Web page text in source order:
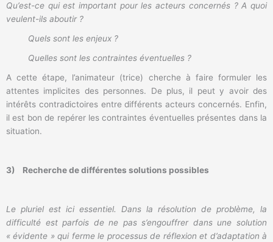
Qu’est-ce qui est important pour les acteurs concernés ? A quoi
veulent-ils aboutir ?
Quels sont les enjeux ?
Quelles sont les contraintes éventuelles ?
A cette étape, l’animateur (trice) cherche à faire formuler les
attentes implicites des personnes. De plus, il peut y avoir des
intérêts contradictoires entre différents acteurs concernés. Enfin,
il est bon de repérer les contraintes éventuelles présentes dans la
situation.
3) Recherche de différentes solutions possibles
Le pluriel est ici essentiel. Dans la résolution de problème, la
difficulté est parfois de ne pas s’engouffrer dans une solution
« évidente » qui ferme le processus de réflexion et d’adaptation à